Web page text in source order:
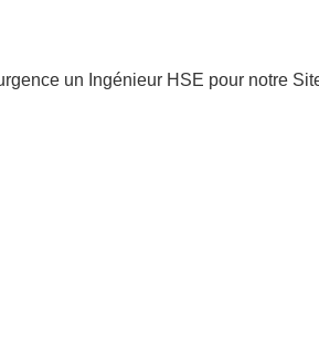
un Ingénieur HSE pour notre